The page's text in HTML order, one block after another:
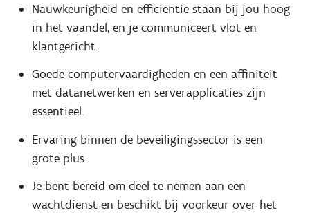
Nauwkeurigheid en efficiëntie staan bij jou hoog
in het vaandel, en je communiceert vlot en
klantgericht.
Goede computervaardigheden en een affiniteit
met datanetwerken en serverapplicaties zijn
essentieel.
Ervaring binnen de beveiligingssector is een
grote plus.
Je bent bereid om deel te nemen aan een
wachtdienst en beschikt bij voorkeur over het